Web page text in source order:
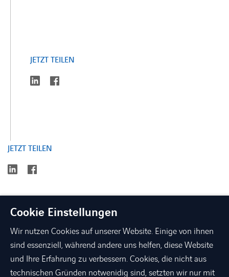
JETZT TEILEN
linkedin
JETZT TEILEN
linkedin
linkedin
xing facebookinstagramyoutube
Cookie Einstellungen
Wir nutzen Cookies auf unserer Website. Einige von ihnen
sind essenziell, während andere uns helfen, diese Website
und Ihre Erfahrung zu verbessern. Cookies, die nicht aus
technischen Gründen notwenidig sind, setzten wir nur mit